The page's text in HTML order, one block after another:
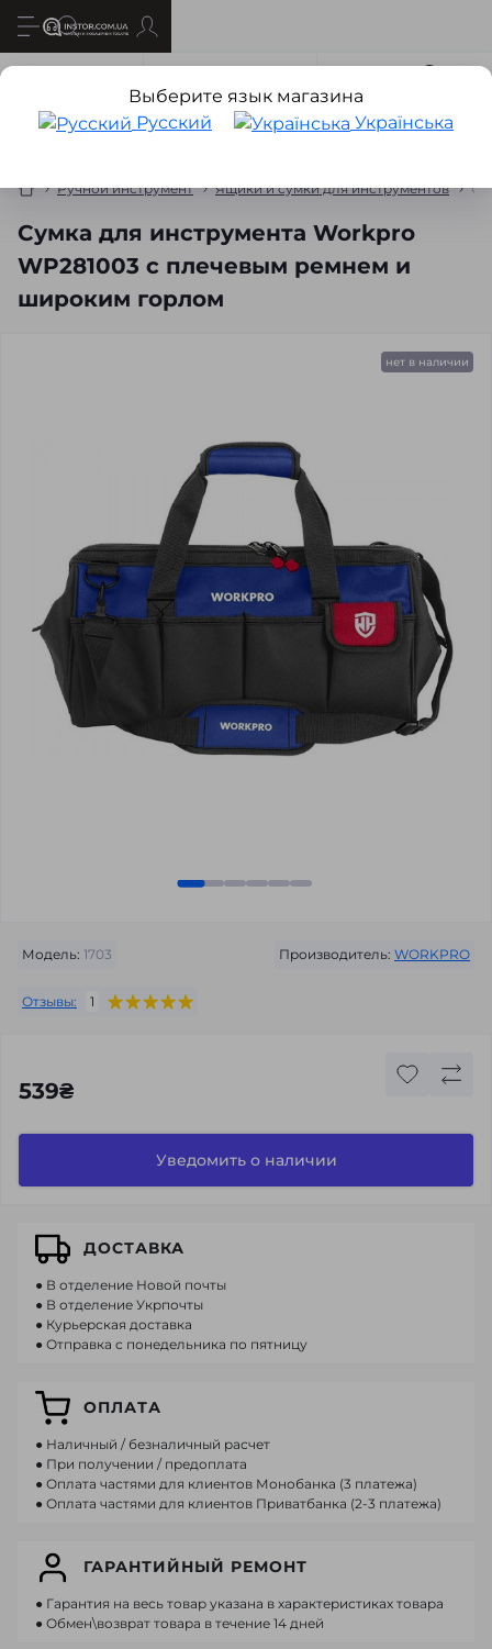
Ручной инструмент Ящики и сумки для инструментов
Выберите язык магазина
Русский
Українська
Сумка для инструмента Workpro
WP281003 с плечевым ремнем и
широким горлом
Все о товаре Характеристики Отзывов
нет в наличии
Модель: 1703 Производитель: WORKPRO
Отзывы: 1
539₴
Уведомить о наличии
ДОСТАВКА
● В отделение Новой почты
● В отделение Укрпочты
● Курьерская доставка
● Отправка с понедельника по пятницу
ОПЛАТА
● Наличный / безналичный расчет
● При получении / предоплата
● Оплата частями для клиентов Монобанка (3 платежа)
● Оплата частями для клиентов Приватбанка (2-3 платежа)
ГАРАНТИЙНЫЙ РЕМОНТ
● Гарантия на весь товар указана в характеристиках товара
● Обмен\возврат товара в течение 14 дней